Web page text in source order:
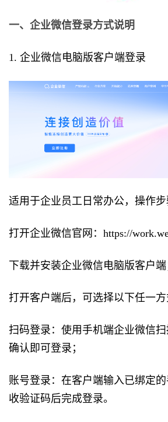
一、企业微信登录方式说明
1. 企业微信电脑版客户端登录
适用于企业员工日常办公，操作步
打开企业微信官网：https://
下载并安装企业微信电脑版客户端
打开客户端后，可选择以下任一方
扫码登录：使用手机端企业微信扫
确认即可登录；
账号登录：在客户端输入已绑定
收验证码后完成登录。